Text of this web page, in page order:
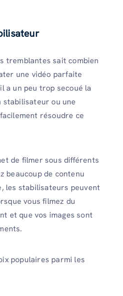
tremblantes sait combien
une vidéo parfaite
a un peu trop secoué la
stabilisateur ou une
résoudre ce
de filmer sous différents
beaucoup de contenu
les stabilisateurs peuvent
vous filmez du
et que vos images sont
populaires parmi les